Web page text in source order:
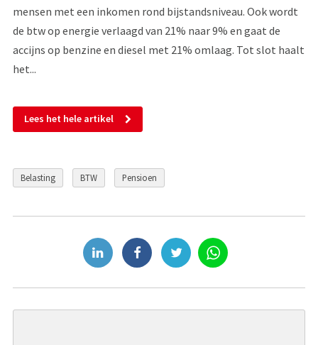
mensen met een inkomen rond bijstandsniveau. Ook wordt
de btw op energie verlaagd van 21% naar 9% en gaat de
accijns op benzine en diesel met 21% omlaag. Tot slot haalt
het...
Lees het hele artikel
Belasting BTW Pensioen